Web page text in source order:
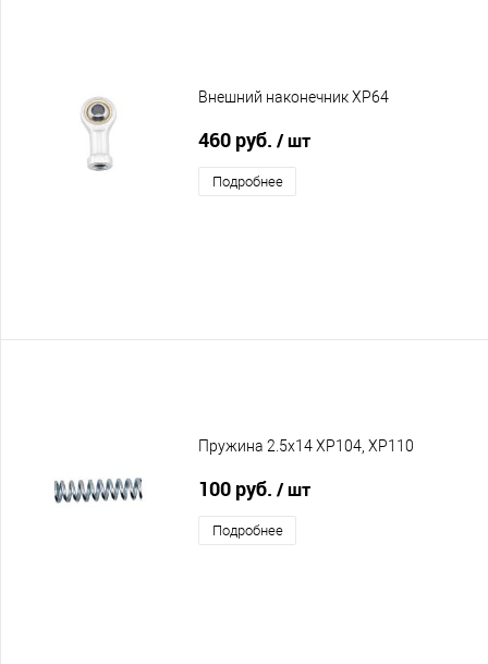
Внешний наконечник XP64
460 руб. / шт
Подробнее
Пружина 2.5х14 XP104, XP110
100 руб. / шт
Подробнее